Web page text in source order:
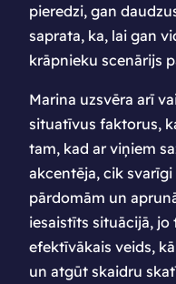
pieredzi, gan
saprata, ka, lai gan
krāpnieku scenārijs
Marina uzsvēra arī
situatīvus faktorus,
tam, kad ar viņiem
akcentēja, cik
pārdomām un
iesaistīts situācijā, jo
efektīvākais veids,
un atgūt skaidru